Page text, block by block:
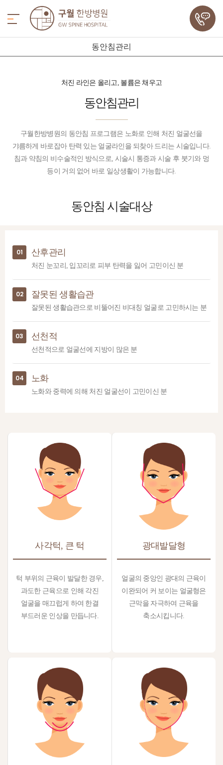
동안침관리
처진 라인은 올리고, 볼륨은 채우고
동안침관리
구월한방병원의 동안침 프로그램은 노화로 인해 처진 얼굴선을
갸름하게 바로잡아 탄력 있는 얼굴라인을 되찾아 드리는 시술입니다.
침과 약침의 비수술적인 방식으로, 시술시 통증과 시술 후 붓기와 멍
등이 거의 없어 바로 일상생활이 가능합니다.
동안침 시술대상
01 산후관리
처진 눈꼬리, 입꼬리로 피부 탄력을 잃어 고민이신 분
02 잘못된 생활습관
잘못된 생활습관으로 비뚤어진 비대칭 얼굴로 고민하시는 분
03 선천적
선천적으로 얼굴선에 지방이 많은 분
04 노화
노화와 중력에 의해 처진 얼굴선이 고민이신 분
사각턱, 큰 턱
턱 부위의 근육이 발달한 경우,
과도한 근육으로 인해 각진
얼굴을 매끄럽게 하여 한결
부드러운 인상을 만듭니다.
광대발달형
얼굴의 중앙인 광대의 근육이
이완되어 커 보이는 얼굴형은
근막을 자극하여 근육을
축소시킵니다.